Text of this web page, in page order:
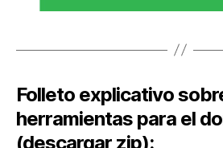
Folleto explicativo
herramientas para el
(descargar zip):